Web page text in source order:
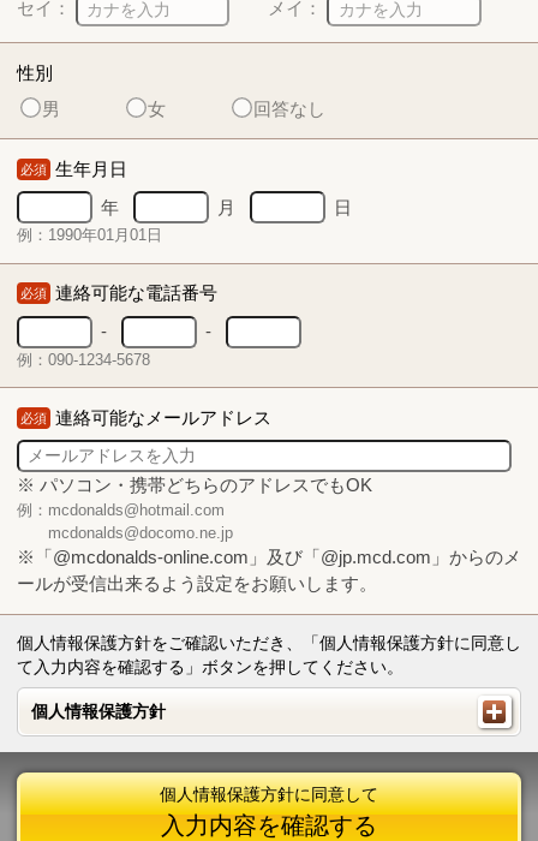
セイ：
メイ：
性別
男
女 回答なし
必須 生年月日
年
月 日
例：1990年01月01日
必須 連絡可能な電話番号
-
-
例：090-1234-5678
必須 連絡可能なメールアドレス
※ パソコン・携帯どちらのアドレスでもOK
例：mcdonalds@hotmail.com
mcdonalds@docomo.ne.jp
※「@mcdonalds-online.com」及び「@jp.mcd.com」からのメ
ールが受信出来るよう設定をお願いします。
個人情報保護方針をご確認いただき、「個人情報保護方針に同意し
て入力内容を確認する」ボタンを押してください。
個人情報保護方針
個人情報保護方針
個人情報保護方針に同意して
入力内容を確認する